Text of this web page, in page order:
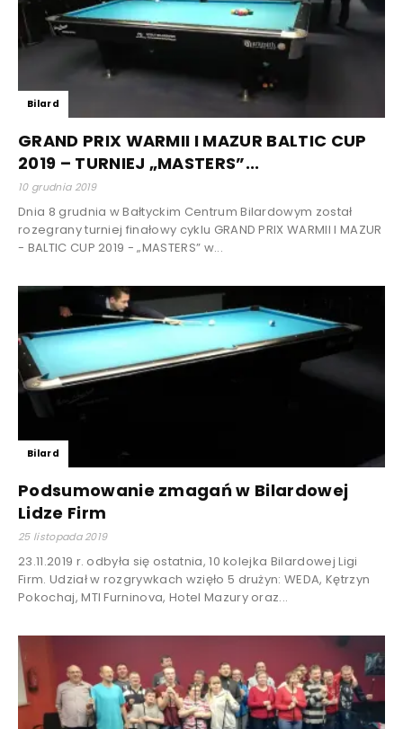
Bilard
GRAND PRIX WARMII I MAZUR BALTIC CUP
2019 – TURNIEJ „MASTERS”...
10 grudnia 2019
Dnia 8 grudnia w Bałtyckim Centrum Bilardowym został
rozegrany turniej finałowy cyklu GRAND PRIX WARMII I MAZUR
- BALTIC CUP 2019 - „MASTERS” w...
Bilard
Podsumowanie zmagań w Bilardowej
Lidze Firm
25 listopada 2019
23.11.2019 r. odbyła się ostatnia, 10 kolejka Bilardowej Ligi
Firm. Udział w rozgrywkach wzięło 5 drużyn: WEDA, Kętrzyn
Pokochaj, MTI Furninova, Hotel Mazury oraz...